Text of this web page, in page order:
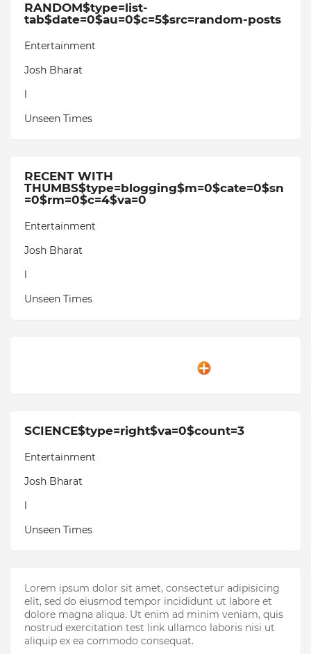
RANDOM$type=list-
tab$date=0$au=0$c=5$src=random-posts
Entertainment
Josh Bharat
Unseen Times
RECENT WITH
THUMBS$type=blogging$m=0$cate=0$sn
=0$rm=0$c=4$va=0
Entertainment
Josh Bharat
Unseen Times
SCIENCE$type=right$va=0$count=3
Entertainment
Josh Bharat
Unseen Times
Lorem ipsum dolor sit amet, consectetur adipisicing
elit, sed do eiusmod tempor incididunt ut labore et
dolore magna aliqua. Ut enim ad minim veniam, quis
nostrud exercitation test link ullamco laboris nisi ut
aliquip ex ea commodo consequat.